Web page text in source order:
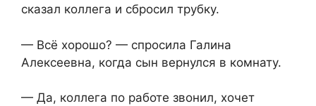
сказал коллега и сбросил трубку.
— Всё хорошо? — спросила Галина
Алексеевна, когда сын вернулся в комнату.
— Да, коллега по работе звонил, хочет